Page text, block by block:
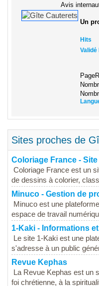
Avis
Un
Hits
Validé
Sites proches de
Coloriage France -
Coloriage France est un
de dessins à colorier,
Minuco - Gestion de
Minuco est une
espace de travail
1-Kaki - Informations
Le site 1-Kaki est une
s'adresse à un public
Revue Kephas
La Revue Kephas est un
foi chrétienne, à la